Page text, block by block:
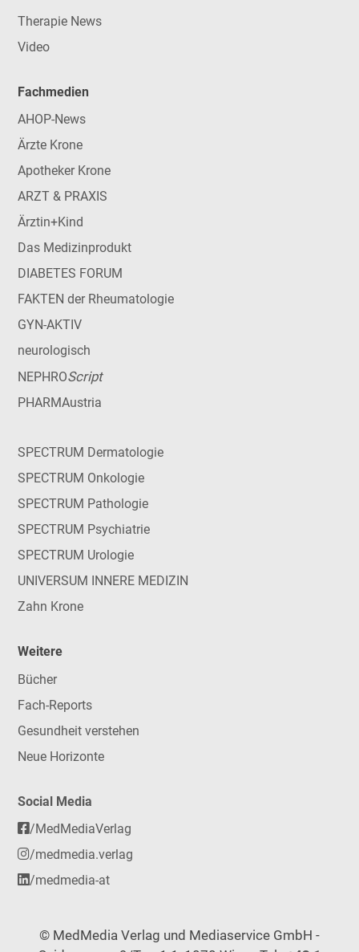
Therapie News
Video
Fachmedien
AHOP-News
Ärzte Krone
Apotheker Krone
ARZT & PRAXIS
Ärztin+Kind
Das Medizinprodukt
DIABETES FORUM
FAKTEN der Rheumatologie
GYN-AKTIV
neurologisch
NEPHROScript
PHARMAustria
SPECTRUM Dermatologie
SPECTRUM Onkologie
SPECTRUM Pathologie
SPECTRUM Psychiatrie
SPECTRUM Urologie
UNIVERSUM INNERE MEDIZIN
Zahn Krone
Weitere
Bücher
Fach-Reports
Gesundheit verstehen
Neue Horizonte
Social Media
/MedMediaVerlag
/medmedia.verlag
/medmedia-at
© MedMedia Verlag und Mediaservice GmbH -